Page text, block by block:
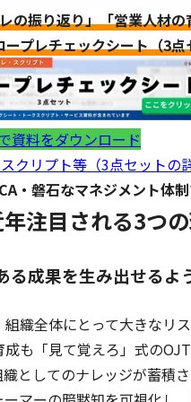
の振り返り」「営業人材
プレチェックシート（3点
資料をダウンロード
リプト等（3点セットの
・磐石なマネジメント体
注目される3つ
成果を生み出せるよ
織全体にとって大きなリス
も「見て覚えろ」式の
としてのナレッジが蓄積さ